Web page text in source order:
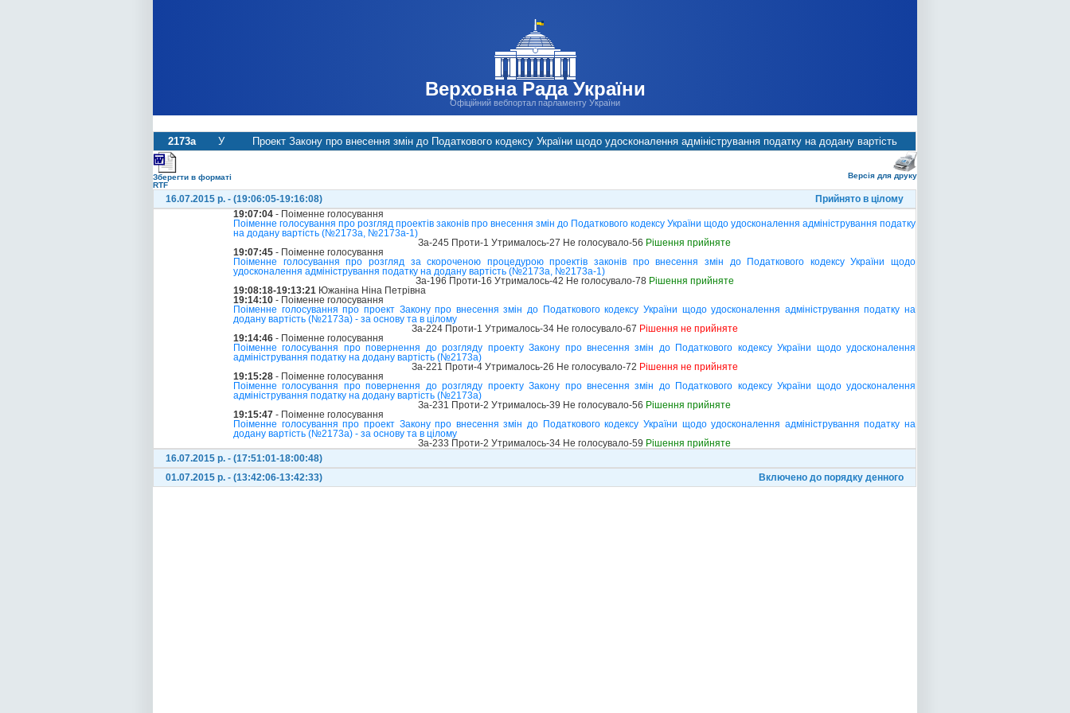
Верховна Рада України
Офіційний вебпортал парламенту України
2173а У Проект Закону про внесення змін до Податкового кодексу України щодо удосконалення адміністрування податку на додану вартість
Зберегти в форматі
RTF
Версія для друку
16.07.2015 р. - (19:06:05-19:16:08)
Прийнято в цілому
19:07:04 - Поіменне голосування
Поіменне голосування про розгляд проектів законів про внесення змін до Податкового кодексу України щодо удосконалення адміністрування податку
на додану вартість (№2173а, №2173а-1)
За-245 Проти-1 Утрималось-27 Не голосувало-56 Рішення прийняте
19:07:45 - Поіменне голосування
Поіменне голосування про розгляд за скороченою процедурою проектів законів про внесення змін до Податкового кодексу України щодо
удосконалення адміністрування податку на додану вартість (№2173а, №2173а-1)
За-196 Проти-16 Утрималось-42 Не голосувало-78 Рішення прийняте
19:08:18-19:13:21 Южаніна Ніна Петрівна
19:14:10 - Поіменне голосування
Поіменне голосування про проект Закону про внесення змін до Податкового кодексу України щодо удосконалення адміністрування податку на
додану вартість (№2173а) - за основу та в цілому
За-224 Проти-1 Утрималось-34 Не голосувало-67 Рішення не прийняте
19:14:46 - Поіменне голосування
Поіменне голосування про повернення до розгляду проекту Закону про внесення змін до Податкового кодексу України щодо удосконалення
адміністрування податку на додану вартість (№2173а)
За-221 Проти-4 Утрималось-26 Не голосувало-72 Рішення не прийняте
19:15:28 - Поіменне голосування
Поіменне голосування про повернення до розгляду проекту Закону про внесення змін до Податкового кодексу України щодо удосконалення
адміністрування податку на додану вартість (№2173а)
За-231 Проти-2 Утрималось-39 Не голосувало-56 Рішення прийняте
19:15:47 - Поіменне голосування
Поіменне голосування про проект Закону про внесення змін до Податкового кодексу України щодо удосконалення адміністрування податку на
додану вартість (№2173а) - за основу та в цілому
За-233 Проти-2 Утрималось-34 Не голосувало-59 Рішення прийняте
16.07.2015 р. - (17:51:01-18:00:48)
01.07.2015 р. - (13:42:06-13:42:33)
Включено до порядку денного